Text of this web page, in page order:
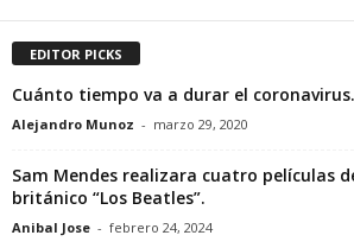
EDITOR PICKS
Cuánto tiempo va a durar el coronavirus.
Alejandro Munoz - marzo 29, 2020
Sam Mendes realizara cuatro películas
británico “Los Beatles”.
Anibal Jose - febrero 24, 2024